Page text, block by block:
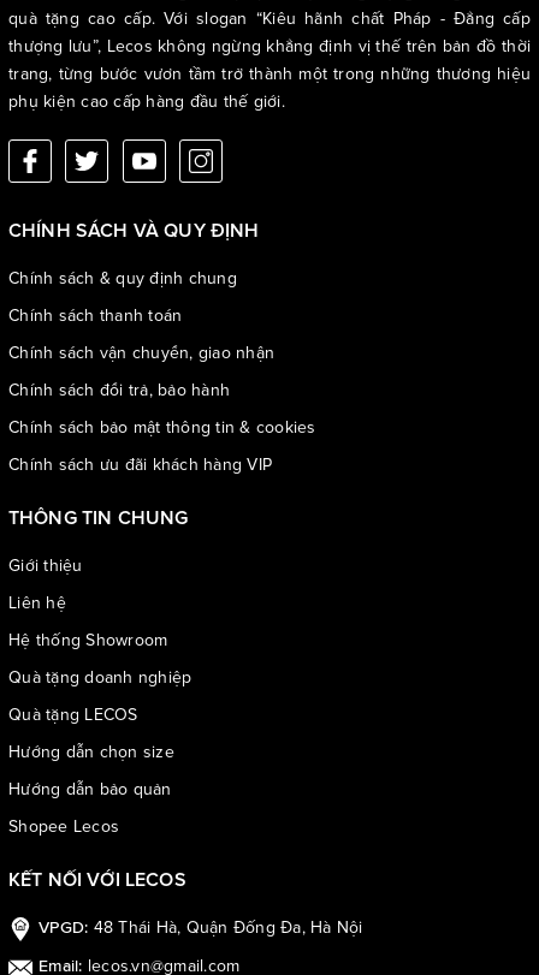
quà tặng cao cấp. Với slogan “Kiêu hãnh chất Pháp - Đẳng cấp
thượng lưu”, Lecos không ngừng khẳng định vị thế trên bản đồ thời
trang, từng bước vươn tầm trở thành một trong những thương hiệu
phụ kiện cao cấp hàng đầu thế giới.
CHÍNH SÁCH VÀ QUY ĐỊNH
Chính sách & quy định chung
Chính sách thanh toán
Chính sách vận chuyển, giao nhận
Chính sách đổi trả, bảo hành
Chính sách bảo mật thông tin & cookies
Chính sách ưu đãi khách hàng VIP
THÔNG TIN CHUNG
Giới thiệu
Liên hệ
Hệ thống Showroom
Quà tặng doanh nghiệp
Quà tặng LECOS
Hướng dẫn chọn size
Hướng dẫn bảo quản
Shopee Lecos
KẾT NỐI VỚI LECOS
VPGD: 48 Thái Hà, Quận Đống Đa, Hà Nội
Email: lecos.vn@gmail.com